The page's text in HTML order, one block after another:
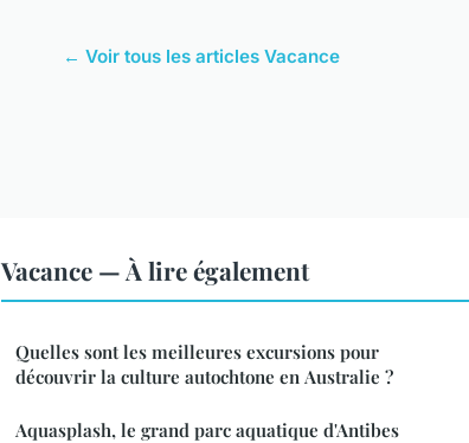
← Voir tous les articles Vacance
Vacance — À lire également
Quelles sont les meilleures excursions pour
découvrir la culture autochtone en Australie ?
Aquasplash, le grand parc aquatique d'Antibes